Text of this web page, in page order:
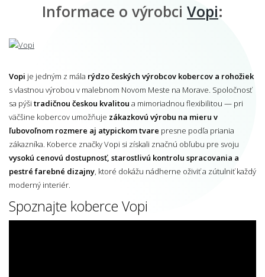
Informace o výrobci Vopi:
Vopi je jedným z mála rýdzo českých výrobcov kobercov a rohožiek
s vlastnou výrobou v malebnom Novom Meste na Morave. Spoločnosť
sa pýši tradičnou českou kvalitou a mimoriadnou flexibilitou — pri
väčšine kobercov umožňuje zákazkovú výrobu na mieru v
ľubovoľnom rozmere aj atypickom tvare presne podľa priania
zákazníka. Koberce značky Vopi si získali značnú obľubu pre svoju
vysokú cenovú dostupnosť, starostlivú kontrolu spracovania a
pestré farebné dizajny, ktoré dokážu nádherne oživiť a zútulniť každý
moderný interiér.
Spoznajte koberce Vopi